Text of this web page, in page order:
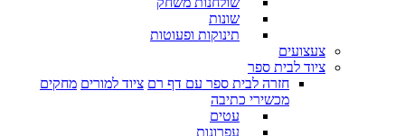
שונות
תינוקות ופעוטות
צעצועים
ציוד לבית ספר
חזרה לבית ספר עם דף רם ציוד למורים מחקים
מכשירי כתיבה
עטים
עפרונות